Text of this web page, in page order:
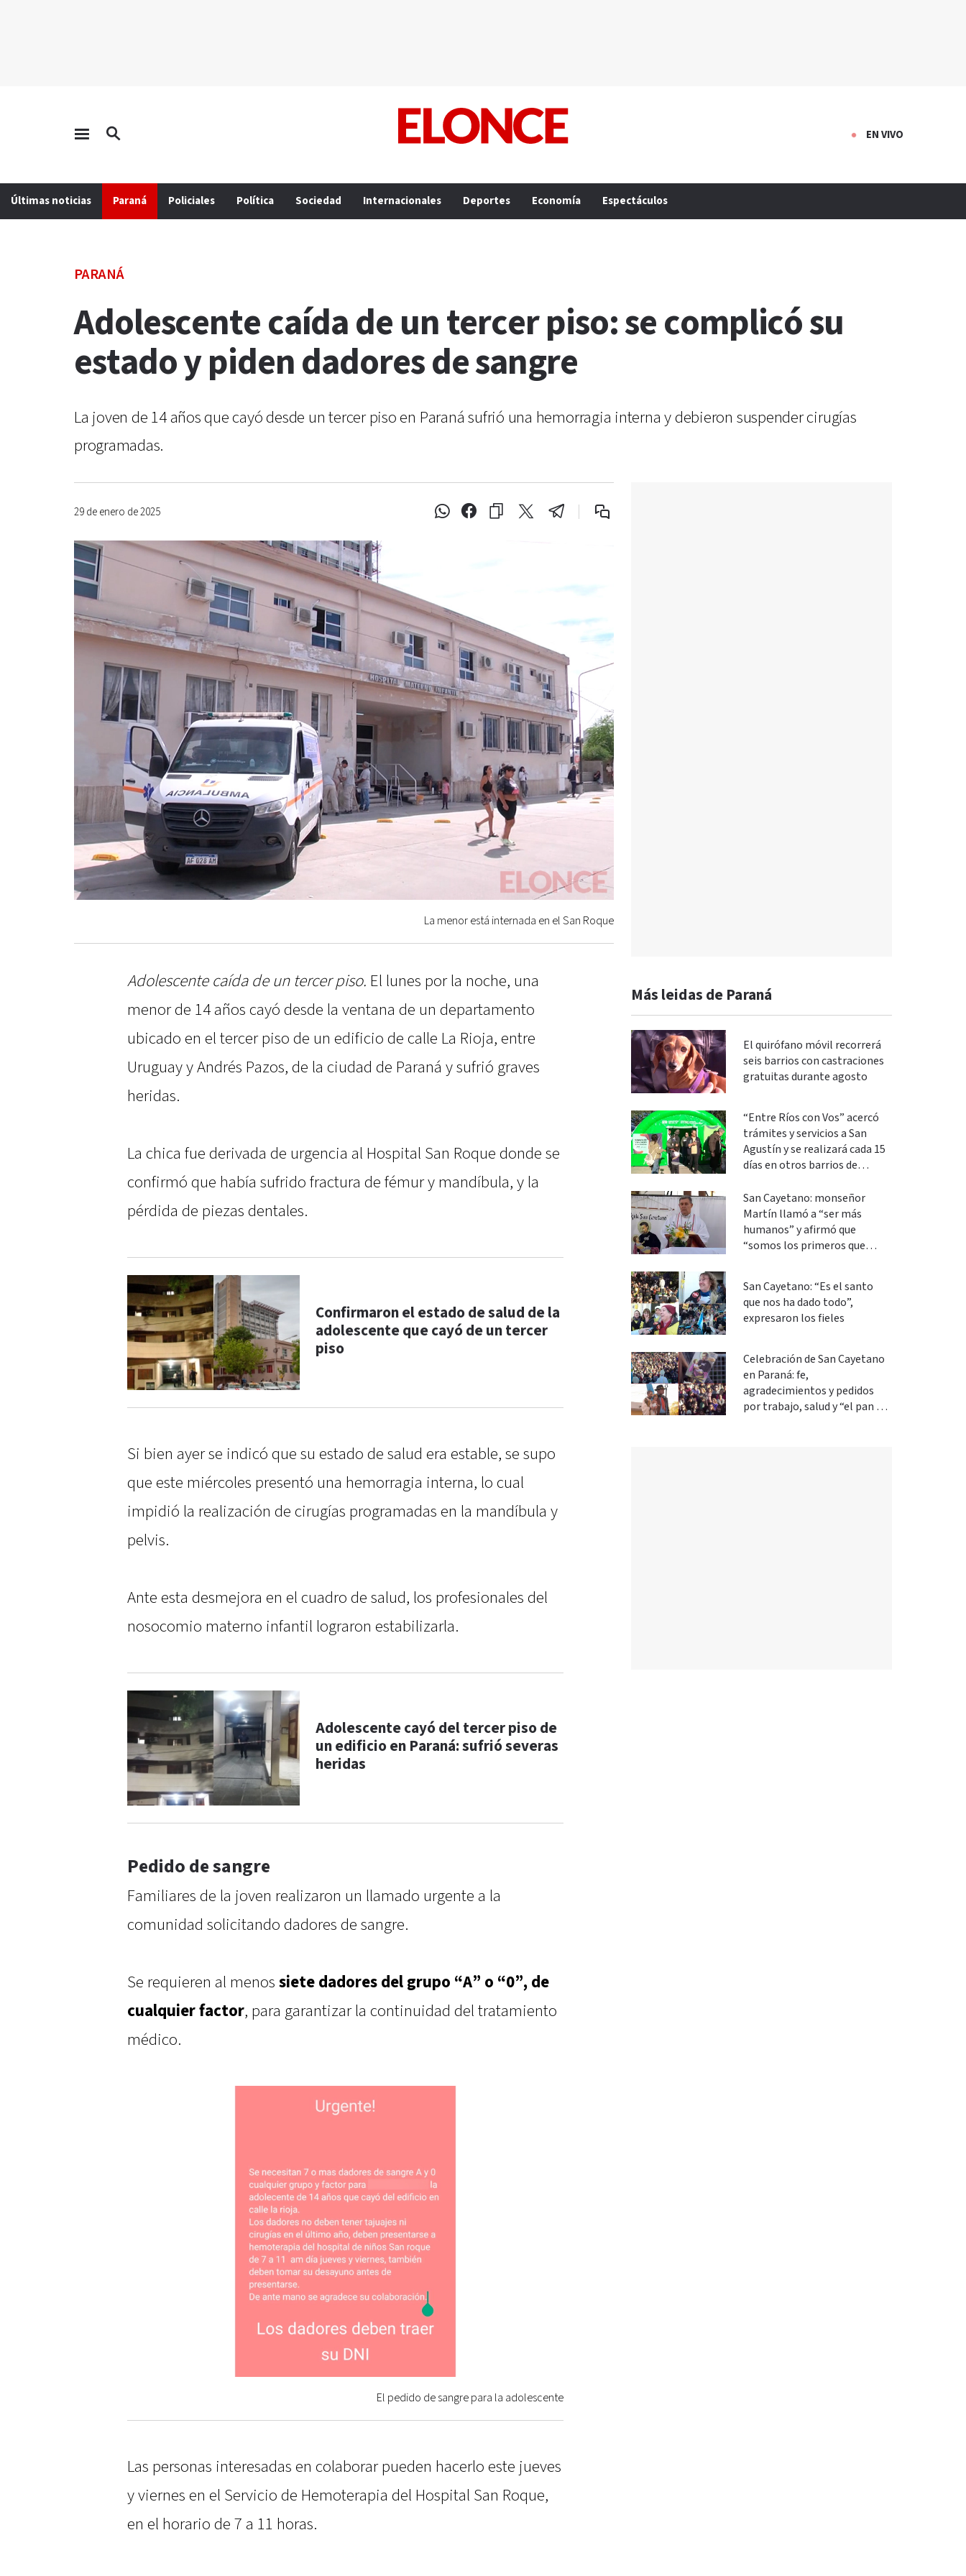
EN VIVO
Últimas noticias Paraná Policiales Política Sociedad Internacionales Deportes Economía Espectáculos
PARANÁ
Adolescente caída de un tercer piso: se complicó su
estado y piden dadores de sangre
La joven de 14 años que cayó desde un tercer piso en Paraná sufrió una hemorragia interna y debieron suspender cirugías
programadas.
29 de enero de 2025
La menor está internada en el San Roque
Adolescente caída de un tercer piso. El lunes por la noche, una
menor de 14 años cayó desde la ventana de un departamento
ubicado en el tercer piso de un edificio de calle La Rioja, entre
Uruguay y Andrés Pazos, de la ciudad de Paraná y sufrió graves
heridas.
La chica fue derivada de urgencia al Hospital San Roque donde se
confirmó que había sufrido fractura de fémur y mandíbula, y la
pérdida de piezas dentales.
Confirmaron el estado de salud de la
adolescente que cayó de un tercer
piso
Si bien ayer se indicó que su estado de salud era estable, se supo
que este miércoles presentó una hemorragia interna, lo cual
impidió la realización de cirugías programadas en la mandíbula y
pelvis.
Ante esta desmejora en el cuadro de salud, los profesionales del
nosocomio materno infantil lograron estabilizarla.
Adolescente cayó del tercer piso de
un edificio en Paraná: sufrió severas
heridas
Pedido de sangre
Familiares de la joven realizaron un llamado urgente a la
comunidad solicitando dadores de sangre.
Se requieren al menos siete dadores del grupo “A” o “0”, de
cualquier factor, para garantizar la continuidad del tratamiento
médico.
El pedido de sangre para la adolescente
Las personas interesadas en colaborar pueden hacerlo este jueves
y viernes en el Servicio de Hemoterapia del Hospital San Roque,
en el horario de 7 a 11 horas.
Más leidas de Paraná
El quirófano móvil recorrerá
seis barrios con castraciones
gratuitas durante agosto
“Entre Ríos con Vos” acercó
trámites y servicios a San
Agustín y se realizará cada 15
días en otros barrios de
San Cayetano: monseñor
Martín llamó a “ser más
humanos” y afirmó que
“somos los primeros que
San Cayetano: “Es el santo
que nos ha dado todo”,
expresaron los fieles
Celebración de San Cayetano
en Paraná: fe,
agradecimientos y pedidos
por trabajo, salud y “el pan de